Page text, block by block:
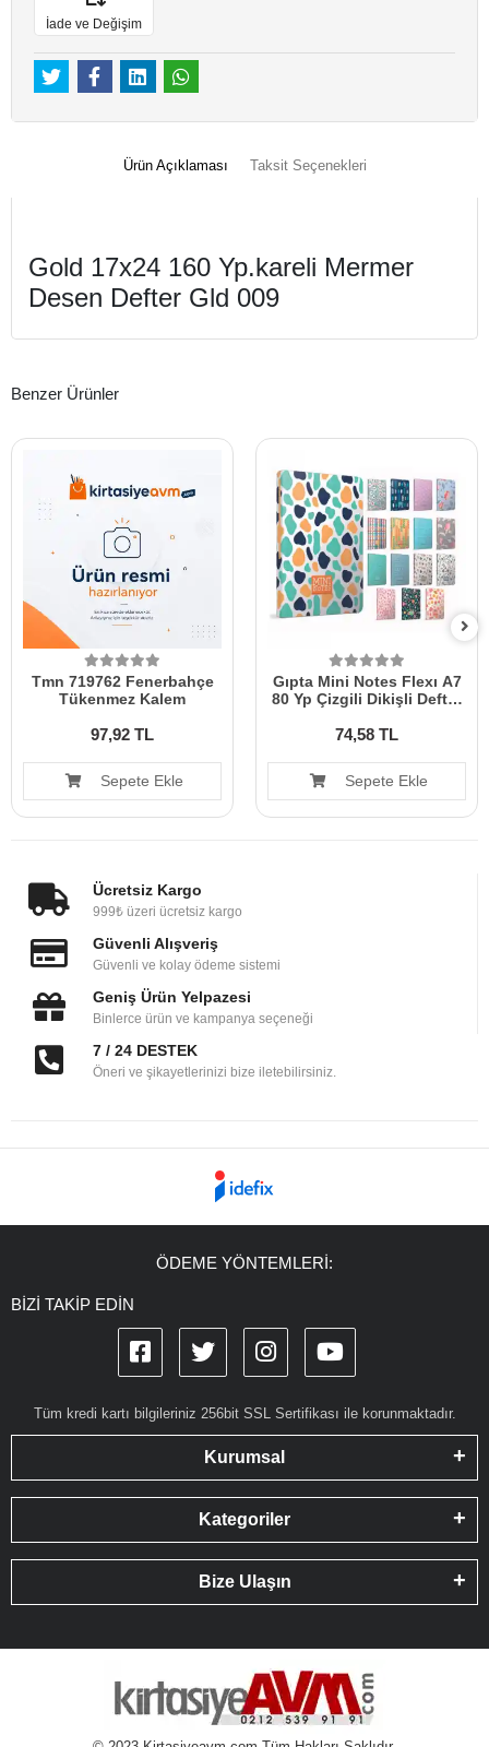
İade ve Değişim
Ürün Açıklaması Taksit Seçenekleri
Gold 17x24 160 Yp.kareli Mermer
Desen Defter Gld 009
Benzer Ürünler
Tmn 719762 Fenerbahçe
Tükenmez Kalem
97,92 TL
Sepete Ekle
Gıpta Mini Notes Flexı A7
80 Yp Çizgili Dikişli Defter
74,58 TL
Sepete Ekle
Ücretsiz Kargo
999₺ üzeri ücretsiz kargo
Güvenli Alışveriş
Güvenli ve kolay ödeme sistemi
Geniş Ürün Yelpazesi
Binlerce ürün ve kampanya seçeneği
7 / 24 DESTEK
Öneri ve şikayetlerinizi bize iletebilirsiniz.
ÖDEME YÖNTEMLERİ:
BİZİ TAKİP EDİN
Tüm kredi kartı bilgileriniz 256bit SSL Sertifikası ile korunmaktadır.
Kurumsal
Kategoriler
Bize Ulaşın